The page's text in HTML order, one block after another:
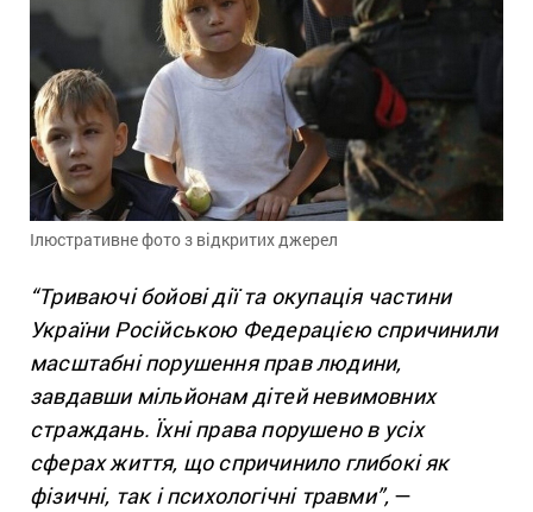
Ілюстративне фото з відкритих джерел
“Триваючі бойові дії та окупація частини
України Російською Федерацією спричинили
масштабні порушення прав людини,
завдавши мільйонам дітей невимовних
страждань. Їхні права порушено в усіх
сферах життя, що спричинило глибокі як
фізичні, так і психологічні травми”, —